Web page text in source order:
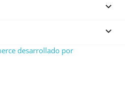


desarrollado por